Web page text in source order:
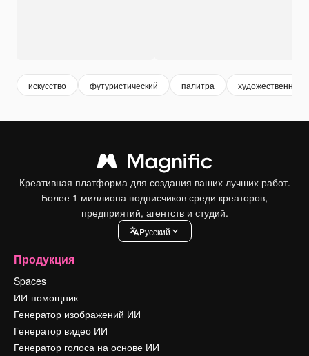
искусство футуристический палитра художественный
Креативная платформа для создания ваших лучших работ.
Более 1 миллиона подписчиков среди креаторов,
предприятий, агентств и студий.
Pусский
Продукция
Spaces
ИИ-помощник
Генератор изображений ИИ
Генератор видео ИИ
Генератор голоса на основе ИИ